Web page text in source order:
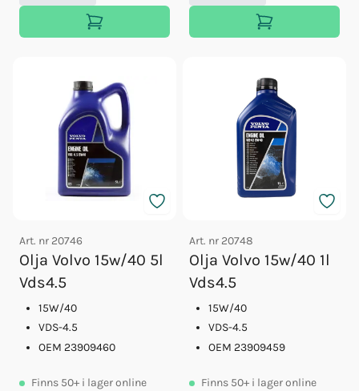
Art. nr 20746
Olja Volvo 15w/40 5l
Vds4.5
15W/40
VDS-4.5
OEM 23909460
Finns 50+ i lager online
Art. nr 20748
Olja Volvo 15w/40 1l
Vds4.5
15W/40
VDS-4.5
OEM 23909459
Finns 50+ i lager online